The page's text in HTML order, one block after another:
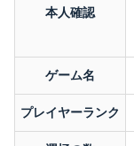
本人確認
ゲーム名
プレイヤーランク